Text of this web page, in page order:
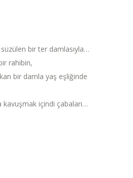
bir ter damlasıyla…
rahibin,
bir damla yaş eşliğinde
kavuşmak içindi çabaları…